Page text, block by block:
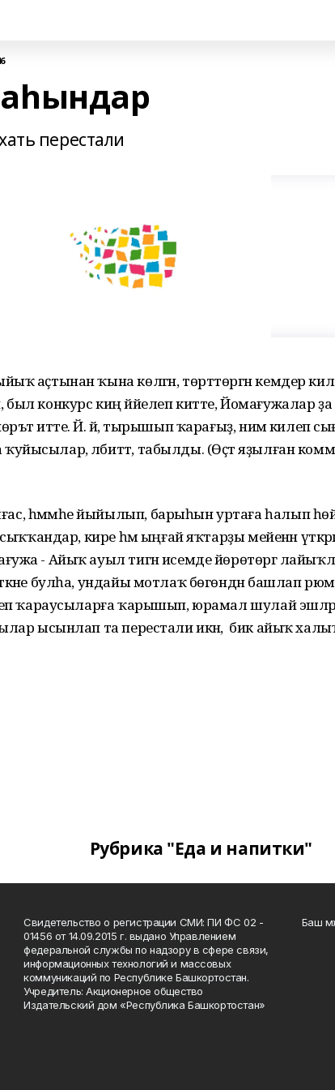
перестали
аҫтынан ҡына көлгән, төрттөргән кемдер
конкурс киң йәйелеп китте, Йомағужалар ҙа
итте. Йә. йә, тырышып ҡарағыҙ, нимә килеп
әлбиттә, табылды. (Өҫтә яҙылған
һәммәһе йыйылып, барыһын уртаға һалып
кире һәм ыңғай яҡтарҙы мейенән
- Айыҡ ауыл тигән исемде йөрөтөргә
булһа, ундайы мотлаҡ бөгөндән башлап
ҡараусыларға ҡарышып, юрамал шулай эшләргә
ысынлап та перестали икән, бик айыҡ
Рубрика "Еда и напитки"
Свидетельство о регистрации СМИ: ПИ ФС 02 -
01456 от 14.09.2015 г. выдано Управлением
федеральной службы по надзору в сфере связи,
информационных технологий и массовых
коммуникаций по Республике Башкортостан.
Учредитель: Акционерное общество
Издательский дом «Республика Башкортостан»
Баш